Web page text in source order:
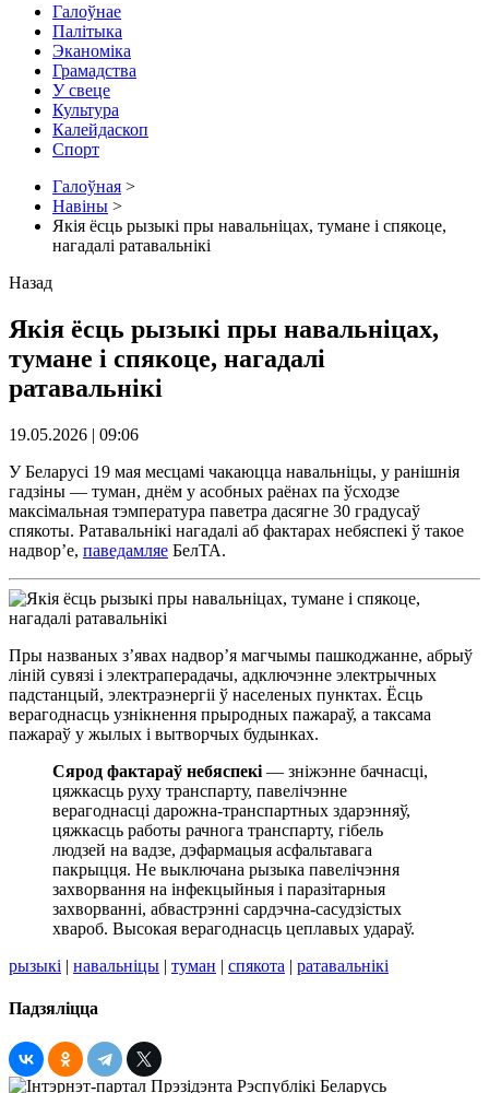
Галоўнае
Палітыка
Эканоміка
Грамадства
У свеце
Культура
Калейдаскоп
Спорт
Галоўная >
Навіны >
Якія ёсць рызыкі пры навальніцах, тумане і спякоце,
нагадалі ратавальнікі
Назад
Якія ёсць рызыкі пры навальніцах,
тумане і спякоце, нагадалі
ратавальнікі
19.05.2026 | 09:06
У Беларусі 19 мая месцамі чакаюцца навальніцы, у ранішнія
гадзіны — туман, днём у асобных раёнах па ўсходзе
максімальная тэмпература паветра дасягне 30 градусаў
спякоты. Ратавальнікі нагадалі аб фактарах небяспекі ў такое
надвор’е, паведамляе БелТА.
Пры названых з’явах надвор’я магчымы пашкоджанне, абрыў
ліній сувязі і электраперадачы, адключэнне электрычных
падстанцый, электраэнергіі ў населеных пунктах. Ёсць
верагоднасць узнікнення прыродных пажараў, а таксама
пажараў у жылых і вытворчых будынках.
Сярод фактараў небяспекі — зніжэнне бачнасці,
цяжкасць руху транспарту, павелічэнне
верагоднасці дарожна-транспартных здарэнняў,
цяжкасць работы рачнога транспарту, гібель
людзей на вадзе, дэфармацыя асфальтавага
пакрыцця. Не выключана рызыка павелічэння
захворвання на інфекцыйныя і паразітарныя
захворванні, абвастрэнні сардэчна-сасудзістых
хвароб. Высокая верагоднасць цеплавых удараў.
рызыкі | навальніцы | туман | спякота | ратавальнікі
Падзяліцца